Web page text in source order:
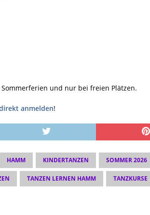
und nur bei freien Plätzen.
anmelden!
HAMM KINDERTANZEN SOMMER 2026
TANZEN LERNEN HAMM TANZKURSE